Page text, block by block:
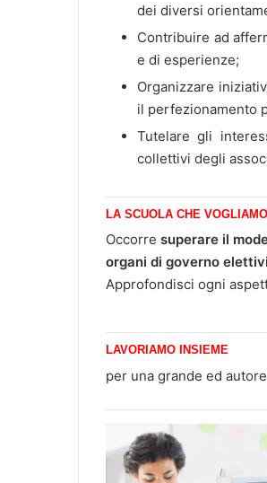
dei diversi
Contribuire ad
e di esperienze;
Organizzare
il perfezionamento
Tutelare gli
collettivi degli
LA SCUOLA CHE VOGLIAMO
Occorre superare il
organi di governo
Approfondisci ogni
LAVORIAMO INSIEME
per una grande ed